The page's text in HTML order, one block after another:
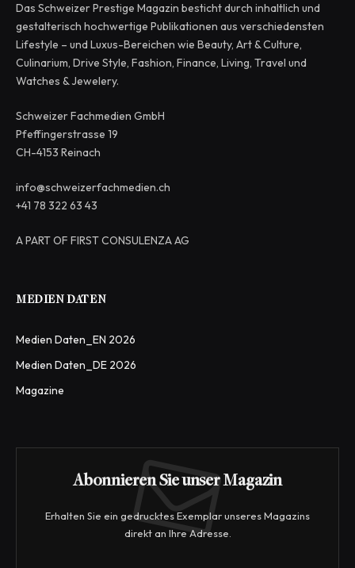
Das Schweizer Prestige Magazin besticht durch inhaltlich und
gestalterisch hochwertige Publikationen aus verschiedensten
Lifestyle – und Luxus-Bereichen wie Beauty, Art & Culture,
Culinarium, Drive Style, Fashion, Finance, Living, Travel und
Watches & Jewelery.
Schweizer Fachmedien GmbH
Pfeffingerstrasse 19
CH-4153 Reinach
info@schweizerfachmedien.ch
+41 78 322 63 43
A PART OF FIRST CONSULENZA AG
MEDIEN DATEN
Medien Daten_EN 2026
Medien Daten_DE 2026
Magazine
Abonnieren Sie unser Magazin
Erhalten Sie ein gedrucktes Exemplar unseres Magazins
direkt an Ihre Adresse.